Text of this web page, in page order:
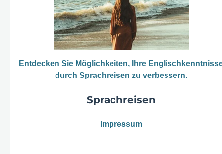
Entdecken Sie Möglichkeiten, Ihre
durch Sprachreisen zu verbessern.
Sprachreisen
Impressum